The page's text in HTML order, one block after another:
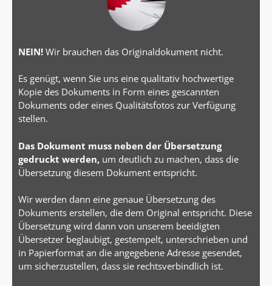
NEIN! Wir brauchen das Originaldokument nicht.
Es genügt, wenn Sie uns eine qualitativ hochwertige
Kopie des Dokuments in Form eines gescannten
Dokuments oder eines Qualitätsfotos zur Verfügung
stellen.
Das Dokument muss neben der Übersetzung
gedruckt werden, um deutlich zu machen, dass die
Übersetzung diesem Dokument entspricht.
Wir werden dann eine genaue Übersetzung des
Dokuments erstellen, die dem Original entspricht. Diese
Übersetzung wird dann von unserem beeidigten
Übersetzer beglaubigt, gestempelt, unterschrieben und
in Papierformat an die angegebene Adresse gesendet,
um sicherzustellen, dass sie rechtsverbindlich ist.